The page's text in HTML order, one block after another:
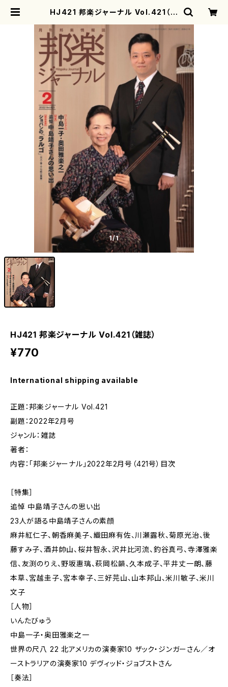
HJ421 邦楽ジャーナル Vol.421（雑
1/1
HJ421 邦楽ジャーナル Vol.421（雑誌）
¥770
International shipping available
正題：邦楽ジャーナル Vol.421
副題：2022年2月号
ジャンル：雑誌
著者：
内容：「邦楽ジャーナル」2022年2月号（421号）目次
［特集］
追悼 中島靖子さんの思い出
23人が語る中島靖子さんの素顔
麻井紅仁子、朝香麻美子、織田麻有佐、川瀬露秋、菊原光治、後
藤すみ子、酒井帥山、桜井智永、沢井比河流、釣谷真弓、寺澤雅楽
信、友渕のりえ、野坂惠璃、萩岡松韻、久本成子、平井丈一朗、藤
本草、宮越圭子、宮本幸子、三好芫山、山本邦山、米川敏子、米川
文子
［人物］
いんたびゅう
中島一子・奥田雅楽之一
世界の尺八 22 北アメリカの演奏家10 ザック・ジンガーさん／オ
ーストラリアの演奏家10 デヴィッド・ジョブストさん
［奏法］